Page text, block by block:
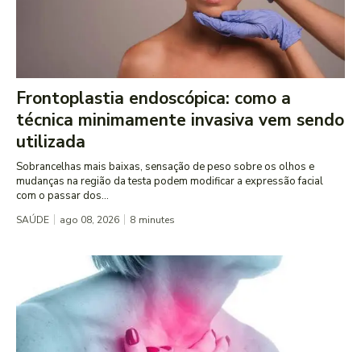
Frontoplastia endoscópica: como a
técnica minimamente invasiva vem sendo
utilizada
Sobrancelhas mais baixas, sensação de peso sobre os olhos e
mudanças na região da testa podem modificar a expressão facial
com o passar dos...
SAÚDE ago 08, 2026 8 minutes